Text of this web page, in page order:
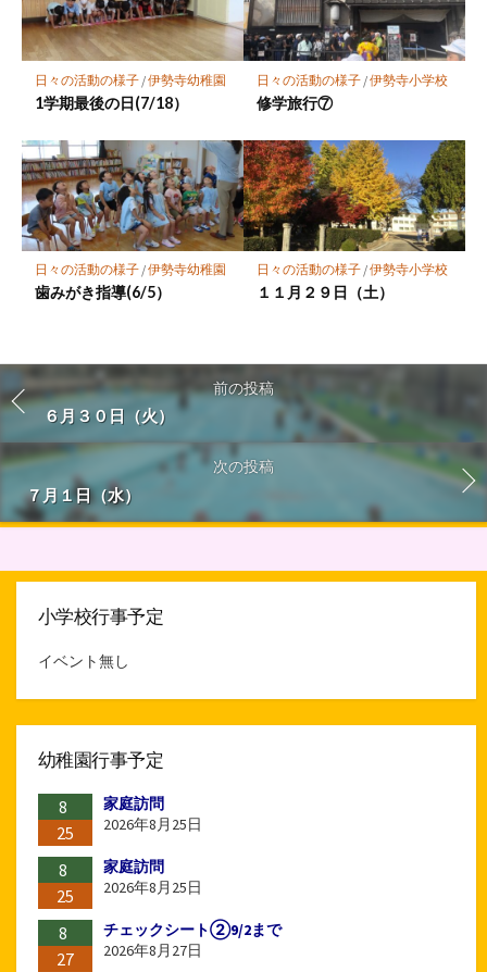
日々の活動の様子/伊勢寺幼稚園
1学期最後の日(7/18）
日々の活動の様子/伊勢寺小学校
修学旅行⑦
日々の活動の様子/伊勢寺幼稚園
歯みがき指導(6/5）
日々の活動の様子/伊勢寺小学校
１１月２９日（土）
前の投稿
６月３０日（火）
次の投稿
７月１日（水）
小学校行事予定
イベント無し
幼稚園行事予定
8
25
家庭訪問
2026年8月25日
8
25
家庭訪問
2026年8月25日
8
27
チェックシート②9/2まで
2026年8月27日